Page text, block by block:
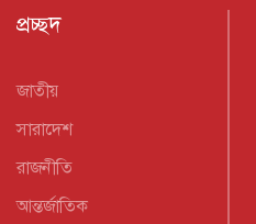
প্রচ্ছদ
জাতীয়
সারাদেশ
রাজনীতি
আন্তর্জাতিক